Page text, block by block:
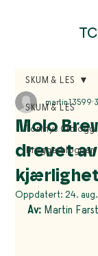
SKUM & LES
Tommys Ølblogg
Bryggerbloggen
SKUM & LES
Molo
drevet
martin13599
Oppdatert:24.
Av: Martin